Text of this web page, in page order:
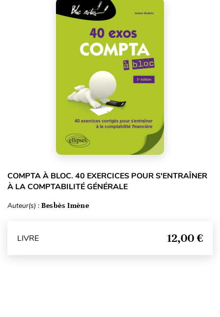
COMPTA À BLOC. 40 EXERCICES POUR S'ENTRAÎNER
À LA COMPTABILITÉ GÉNÉRALE
Auteur(s) : Besbès Imène
LIVRE 12,00 €